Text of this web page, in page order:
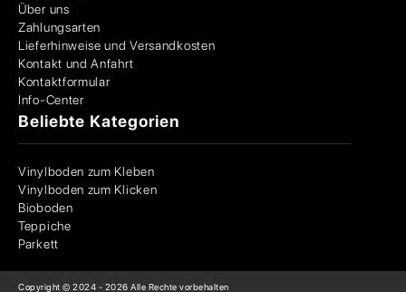
Über uns
Zahlungsarten
Lieferhinweise und Versandkosten
Kontakt und Anfahrt
Kontaktformular
Info-Center
Beliebte Kategorien
Vinylboden zum Kleben
Vinylboden zum Klicken
Bioboden
Teppiche
Parkett
Copyright © 2024 - 2026 Alle Rechte vorbehalten